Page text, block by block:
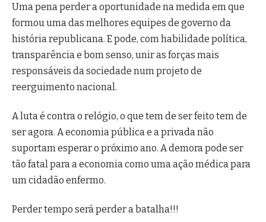
Uma pena perder a oportunidade na medida em que
formou uma das melhores equipes de governo da
história republicana. E pode, com habilidade política,
transparência e bom senso, unir as forças mais
responsáveis da sociedade num projeto de
reerguimento nacional.
A luta é contra o relógio, o que tem de ser feito tem de
ser agora. A economia pública e a privada não
suportam esperar o próximo ano. A demora pode ser
tão fatal para a economia como uma ação médica para
um cidadão enfermo.
Perder tempo será perder a batalha!!!